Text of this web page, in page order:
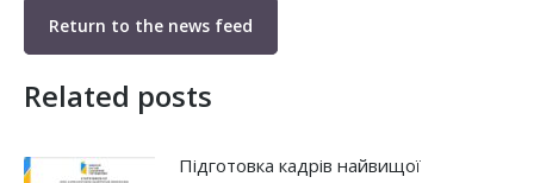
Return to the news feed
Related posts
Підготовка кадрів найвищої